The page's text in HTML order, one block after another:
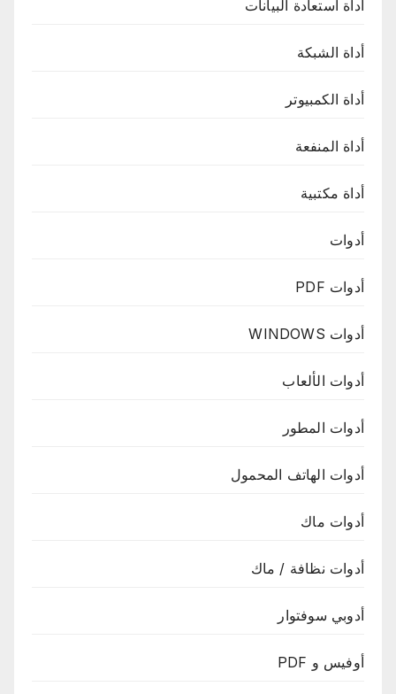
أداة استعادة البيانات
أداة الشبكة
أداة الكمبيوتر
أداة المنفعة
أداة مكتبية
أدوات
أدوات PDF
أدوات WINDOWS
أدوات الألعاب
أدوات المطور
أدوات الهاتف المحمول
أدوات ماك
أدوات نظافة / ماك
أدوبي سوفتوار
أوفيس و PDF